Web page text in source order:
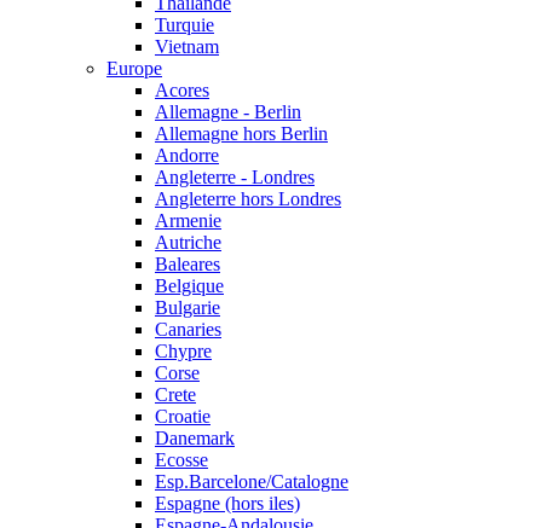
Turquie
Vietnam
Europe
Acores
Allemagne - Berlin
Allemagne hors Berlin
Andorre
Angleterre - Londres
Angleterre hors Londres
Armenie
Autriche
Baleares
Belgique
Bulgarie
Canaries
Chypre
Corse
Crete
Croatie
Danemark
Ecosse
Esp.Barcelone/Catalogne
Espagne (hors iles)